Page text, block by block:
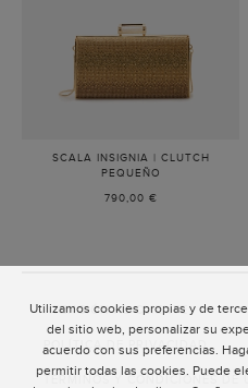
Utilizamos cookies propias y de
del sitio web, personalizar su
acuerdo con sus preferencias.
permitir todas las cookies. Puede
SCALA INSIGNIA | CLUTCH
PEQUEÑO
790,00 €
ATENCIÓN AL CLIENTE
POLÍTICA DE PRIVACIDAD
TÉRMINOS Y CONDICIONES DE